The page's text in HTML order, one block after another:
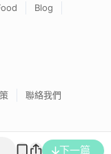
下一篇
Blog
聯絡我們